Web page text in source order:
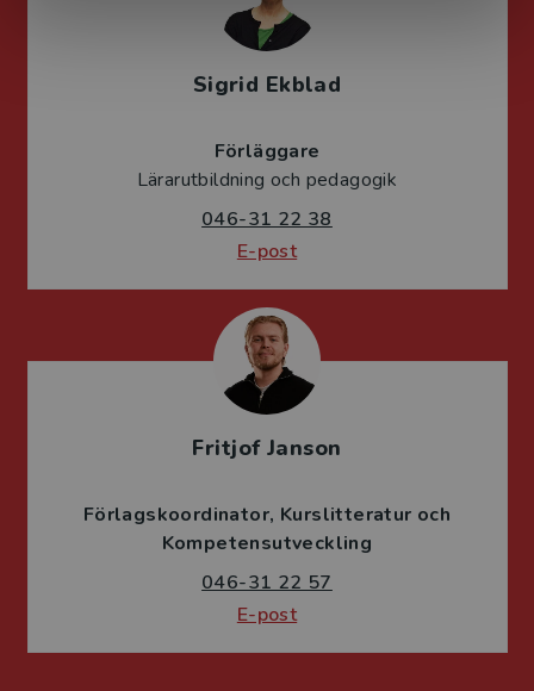
Sigrid Ekblad
Förläggare
Lärarutbildning och pedagogik
046-31 22 38
E-post
Fritjof Janson
Förlagskoordinator Kurslitteratur och
Kompetensutveckling
046-31 22 57
E-post